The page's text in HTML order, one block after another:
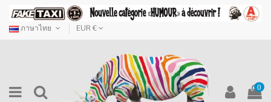
ภาษาไทย EUR €
0